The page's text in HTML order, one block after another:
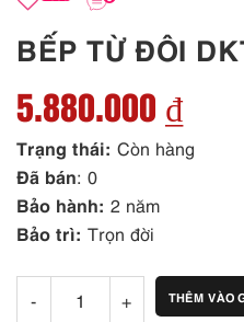
BẾP TỪ ĐÔI
5.880.000 ₫
Trạng thái: Còn hàng
Đã bán: 0
Bảo hành: 2 năm
Bảo trì: Trọn đời
- + THÊM VÀO